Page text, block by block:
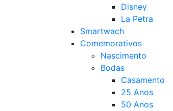
Disney
La Petra
Smartwach
Comemorativos
Nascimento
Bodas
Casamento
25 Anos
50 Anos